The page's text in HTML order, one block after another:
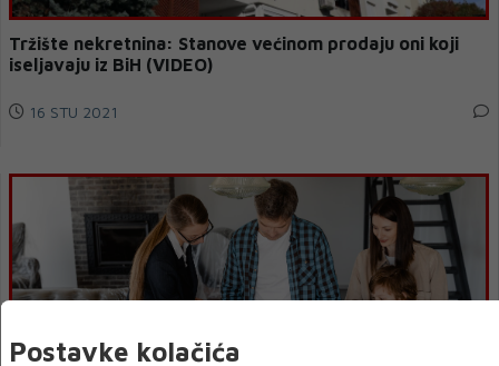
Tržište nekretnina: Stanove većinom prodaju oni koji
iseljavaju iz BiH (VIDEO)
16 STU 2021
Postavke kolačića